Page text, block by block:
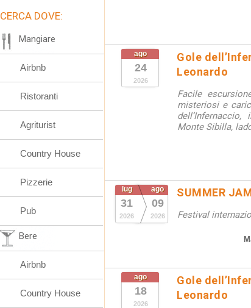
ago
24
2026
Gole
Leonardo
Facile
misteriosi e
Monte Sibilla,
lug
31
2026
ago
09
2026
SUMMER
Festival
ago
18
2026
Gole
Leonardo
CERCA DOVE:
Mangiare
Airbnb
Ristoranti
Agriturist
Country House
Pizzerie
Pub
Bere
Airbnb
Country House